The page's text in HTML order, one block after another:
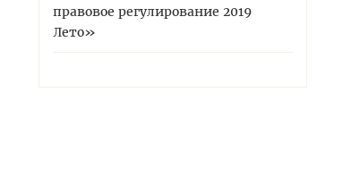
правовое регулирование 2019
Лето»